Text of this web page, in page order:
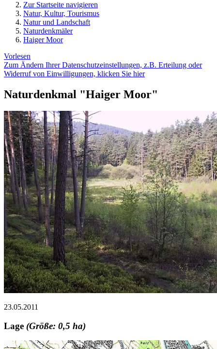
Zur Startseite navigieren
Natur, Kultur, Tourismus
Natur und Landschaft
Naturdenkmäler
Haiger Moor
Vorlesen
Zum Ändern Ihrer Datenschutzeinstellungen, z.B. Erteilung oder
Widerruf von Einwilligungen, klicken Sie hier
Naturdenkmal "Haiger Moor"
23.05.2011
Lage (Größe: 0,5 ha)